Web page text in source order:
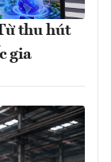
thu hút
gia